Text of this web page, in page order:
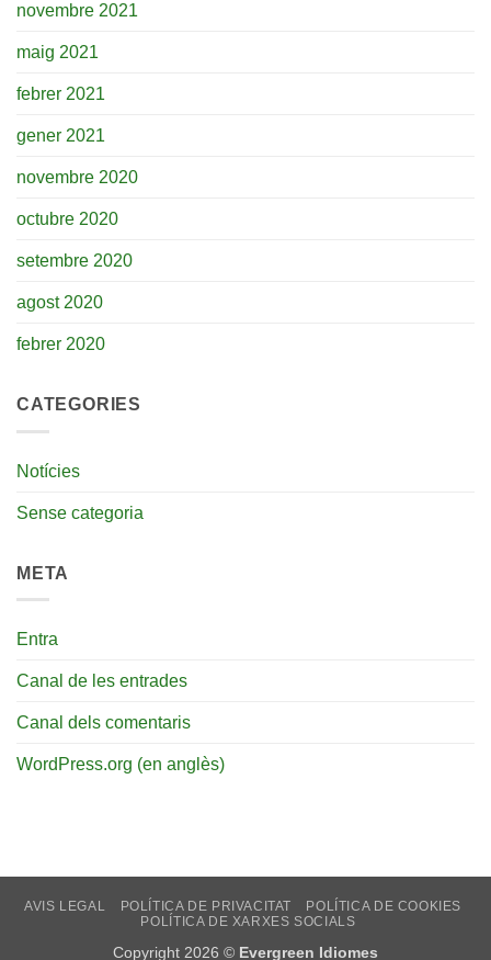
novembre 2021
maig 2021
febrer 2021
gener 2021
novembre 2020
octubre 2020
setembre 2020
agost 2020
febrer 2020
CATEGORIES
Notícies
Sense categoria
META
Entra
Canal de les entrades
Canal dels comentaris
WordPress.org (en anglès)
AVIS LEGAL POLÍTICA DE PRIVACITAT
POLÍTICA DE COOKIES
POLÍTICA DE XARXES SOCIALS
Copyright 2026 © Evergreen Idiomes